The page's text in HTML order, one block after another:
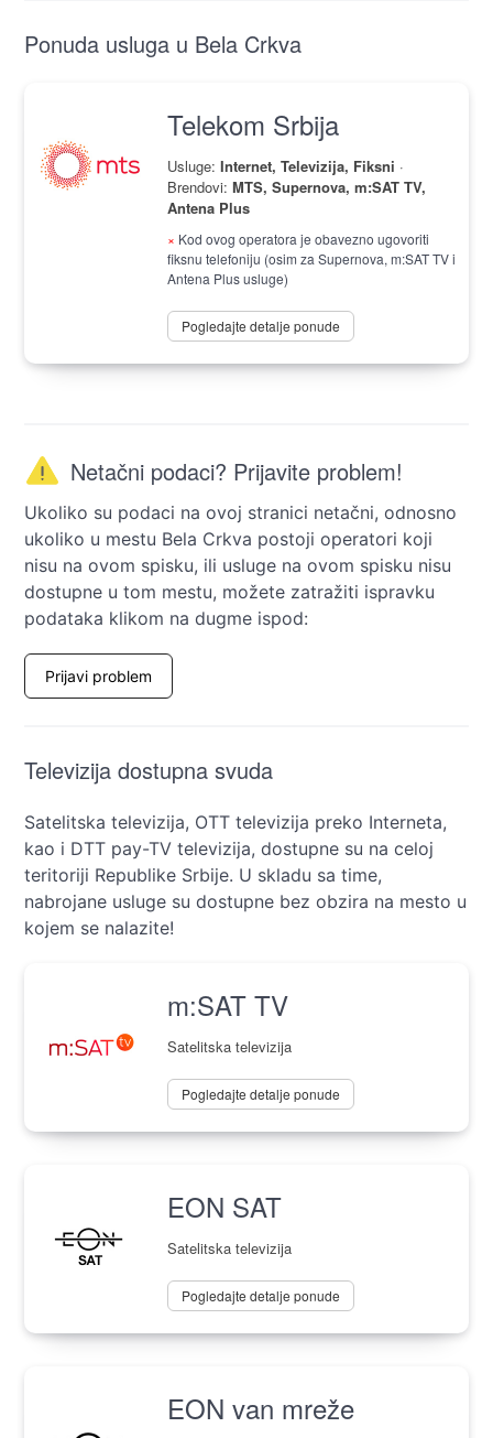
Ponuda usluga u Bela Crkva
Telekom Srbija
Usluge:Internet, Televizija, Fiksni ·
Brendovi:MTS, Supernova, m:SAT TV,
Antena Plus
× Kod ovog operatora je obavezno ugovoriti
fiksnu telefoniju (osim za Supernova, m:SAT TV i
Antena Plus usluge)
Pogledajte detalje ponude
Netačni podaci? Prijavite problem!
Ukoliko su podaci na ovoj stranici netačni, odnosno
ukoliko u mestu Bela Crkva postoji operatori koji
nisu na ovom spisku, ili usluge na ovom spisku nisu
dostupne u tom mestu, možete zatražiti ispravku
podataka klikom na dugme ispod:
Prijavi problem
Televizija dostupna svuda
Satelitska televizija, OTT televizija preko Interneta,
kao i DTT pay-TV televizija, dostupne su na celoj
teritoriji Republike Srbije. U skladu sa time,
nabrojane usluge su dostupne bez obzira na mesto u
kojem se nalazite!
m:SAT TV
Satelitska televizija
Pogledajte detalje ponude
EON SAT
Satelitska televizija
Pogledajte detalje ponude
EON van mreže